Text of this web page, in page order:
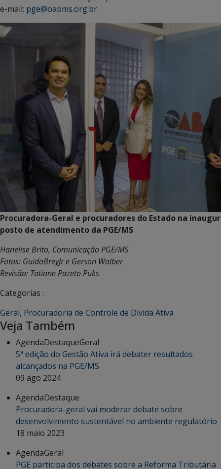
e-mail: pge@oabms.org.br.
Procuradora-Geral e procuradores do Estado na
posto de atendimento da PGE/MS
Hanelise Brito, Comunicação PGE/MS
Fotos: GuidoBreyJr e Gerson Walber
Revisão: Tatiane Pazeto Puks
Categorias :
Geral, Procuradoria de Controle de Dívida Ativa
Veja Também
AgendaDestaqueGeral
5ª edição do Gestão Ativa irá debater resultados
alcançados na PGE/MS
09 ago 2024
AgendaDestaque
Procuradora-geral vai moderar debate sobre
desenvolvimento sustentável no ambiente regulatório
18 maio 2023
AgendaGeral
PGE participa dos debates sobre a Reforma Tributária